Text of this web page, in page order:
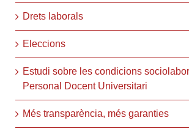
Drets laborals
Eleccions
Estudi sobre les condicions
Personal Docent Universitari
Més transparència, més garanties